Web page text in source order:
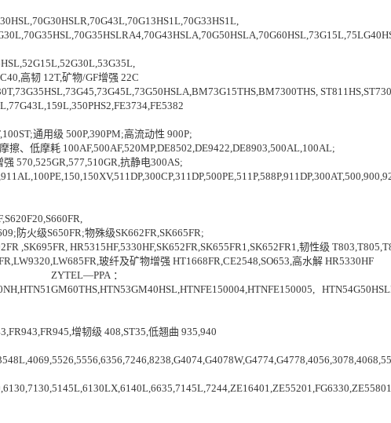
高韧 12T,矿物/GF增强 22C
通用级 500P,390PM;高流动性 900P;
、低摩耗 100AF,500AF,520MP,DE8502,DE9422,DE8903,500AL,100AL;
570,525GR,577,510GR,抗静电300AS;
防火级S650FR;物殊级SK662FR,SK665FR;
,SK695FR, HR5315HF,5330HF,SK652FR,SK655FR1,SK652FR1,韧性级
玻纤及矿物增强 HT1668FR,CE2548,SO653,高水解 HR5330HF
：
增韧级 408,ST35,低翘曲 935,940